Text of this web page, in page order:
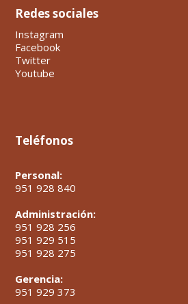
Redes sociales
Instagram
Facebook
Twitter
Youtube
Teléfonos
Personal:
951 928 840
Administración:
951 928 256
951 929 515
951 928 275
Gerencia:
951 929 373